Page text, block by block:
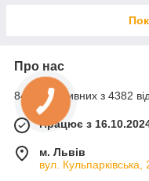
Про нас
84% позитивних з 4382
Працює з
м. Львів
вул.